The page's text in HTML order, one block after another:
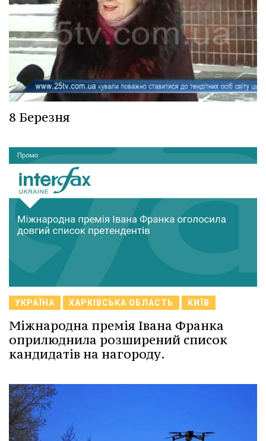
8 Березня
УКРАЇНА ХАРКІВСЬКА ОБЛАСТЬ КИЇВ
Міжнародна премія Івана Франка
оприлюднила розширений список
кандидатів на нагороду.